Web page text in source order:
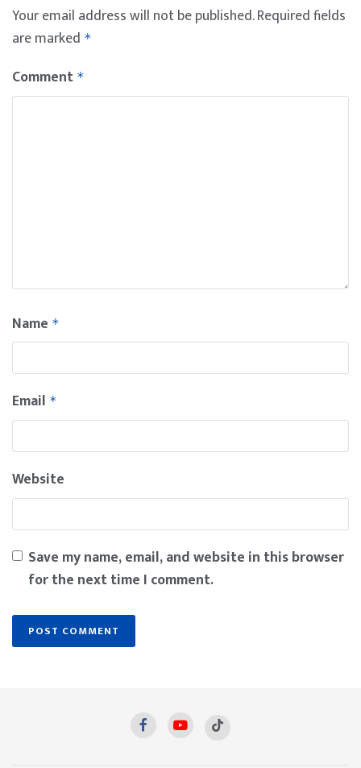
Your email address will not be published.Required fields
are marked *
Comment *
Name *
Email *
Website
Save my name, email, and website in this browser
for the next time I comment.